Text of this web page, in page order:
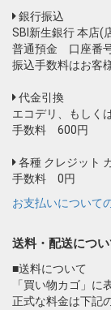
銀行振込
SBI新生銀行 本店
普通預金 口座
振込手数料はお客
代金引換
エコデリ、もしく
手数料 600円
各種 クレジット
手数料 0円
お支払いについて
送料・配送につ
■送料について
「買い物カゴ」に
正式な料金は下記